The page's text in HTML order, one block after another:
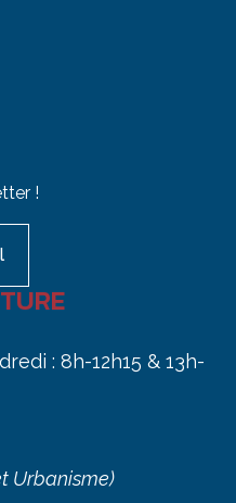
!
: 8h-12h15 & 13h-
Urbanisme)